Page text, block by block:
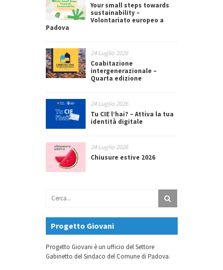
Your small steps towards
sustainability –
Volontariato europeo a
Padova
24 Luglio 2026
Coabitazione
intergenerazionale –
Quarta edizione
24 Luglio 2026
Tu CIE l’hai? – Attiva la tua
identità digitale
24 Luglio 2026
Chiusure estive 2026
Progetto Giovani
Progetto Giovani è un ufficio del Settore
Gabinetto del Sindaco del Comune di Padova.